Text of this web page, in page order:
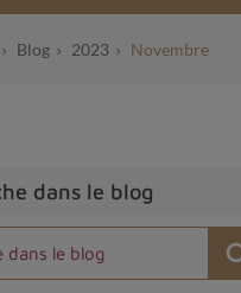
Blog 2023 Novembre
dans le blog